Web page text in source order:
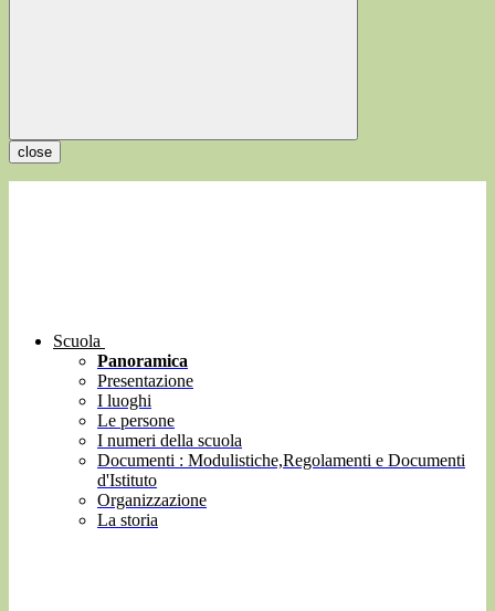
close
Scuola
Panoramica
Presentazione
I luoghi
Le persone
I numeri della scuola
Documenti : Modulistiche,Regolamenti e Documenti
d'Istituto
Organizzazione
La storia